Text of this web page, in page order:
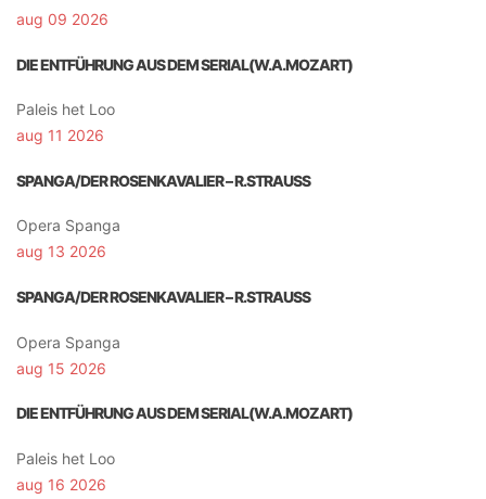
aug 09 2026
DIE ENTFÜHRUNG AUS DEM SERIAL(W.A.MOZART)
Paleis het Loo
aug 11 2026
SPANGA/DER ROSENKAVALIER – R.STRAUSS
Opera Spanga
aug 13 2026
SPANGA/DER ROSENKAVALIER – R.STRAUSS
Opera Spanga
aug 15 2026
DIE ENTFÜHRUNG AUS DEM SERIAL(W.A.MOZART)
Paleis het Loo
aug 16 2026